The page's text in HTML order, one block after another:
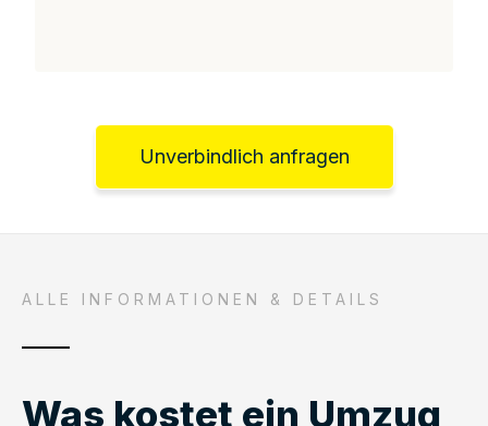
Unverbindlich anfragen
ALLE INFORMATIONEN & DETAILS
Was kostet ein Umzug